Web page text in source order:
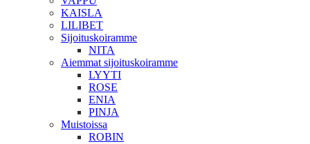
KAISLA
LILIBET
Sijoituskoiramme
NITA
Aiemmat sijoituskoiramme
LYYTI
ROSE
ENIA
PINJA
Muistoissa
ROBIN